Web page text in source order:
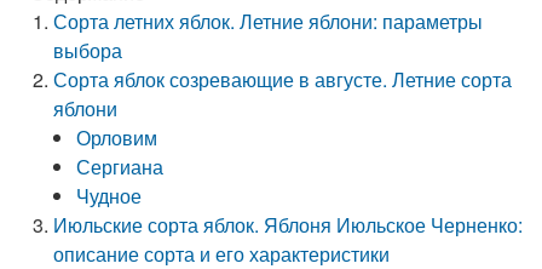
Сорта летних яблок. Летние яблони: параметры
выбора
Сорта яблок созревающие в августе. Летние сорта
яблони
Орловим
Сергиана
Чудное
Июльские сорта яблок. Яблоня Июльское Черненко:
описание сорта и его характеристики